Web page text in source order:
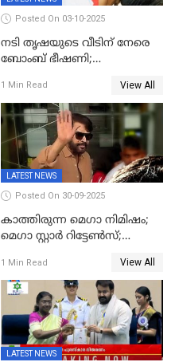
Posted On 03-10-2025
നടി തൃഷയുടെ വീടിന് നേരെ
ബോംബ് ഭീഷണി;
കണ്ടെത്തൽ
1 Min Read View All
LATEST NEWS
Posted On 30-09-2025
കാത്തിരുന്ന മെഗാ നിമിഷം;
മെഗാ സ്റ്റാർ റിട്ടേൺസ്;
ക്യാമറയ്ക്ക് മുന്നിലേക്ക്
1 Min Read View All
LATEST NEWS